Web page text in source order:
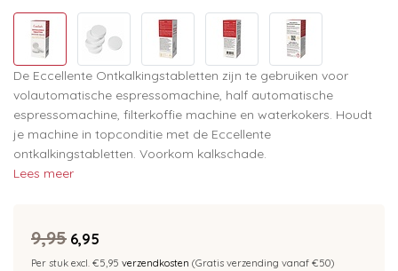
De Eccellente Ontkalkingstabletten zijn te gebruiken voor
volautomatische espressomachine, half automatische
espressomachine, filterkoffie machine en waterkokers. Houdt
je machine in topconditie met de Eccellente
ontkalkingstabletten. Voorkom kalkschade.
Lees meer
9,95 6,95
Per stuk excl. €5,95 verzendkosten (Gratis verzending vanaf €50)